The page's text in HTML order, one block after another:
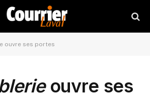
ouvre ses portes
ouvre ses